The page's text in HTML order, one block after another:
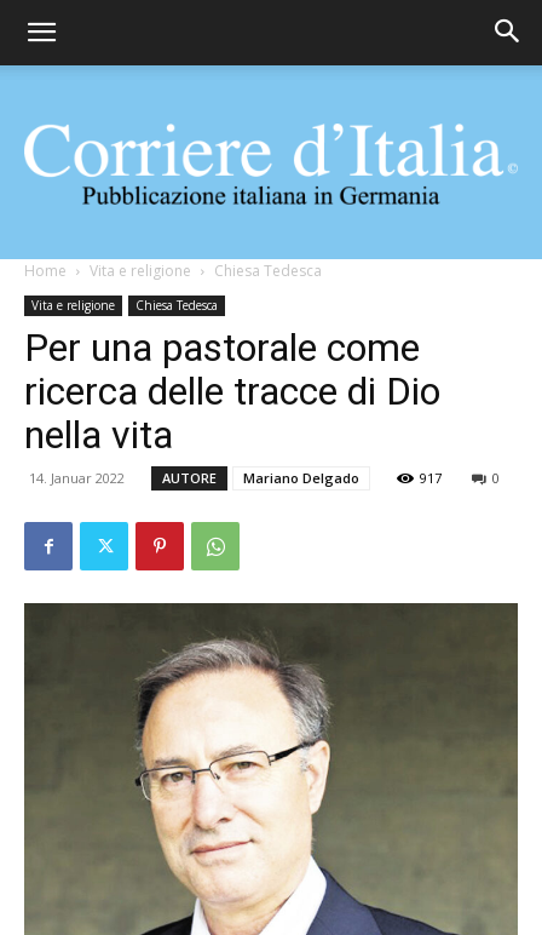
Corriere
d'Italia
Home Vita e religione Chiesa Tedesca
Vita e religione Chiesa Tedesca
Per una pastorale come
ricerca delle tracce di Dio
nella vita
14. Januar 2022 AUTORE Mariano Delgado 917 0